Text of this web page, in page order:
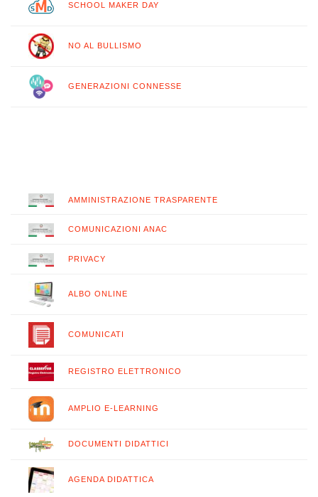
SCHOOL MAKER DAY
NO AL BULLISMO
GENERAZIONI CONNESSE
AMMINISTRAZIONE TRASPARENTE
COMUNICAZIONI ANAC
PRIVACY
ALBO ONLINE
COMUNICATI
REGISTRO ELETTRONICO
AMPLIO E-LEARNING
DOCUMENTI DIDATTICI
AGENDA DIDATTICA